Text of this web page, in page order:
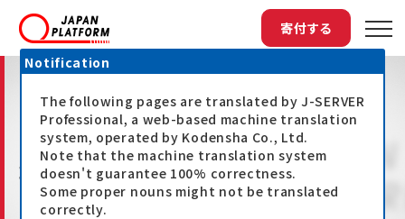
寄付する
最新情報
Notification
The following pages are translated by J-SERVER
Professional, a web-based machine translation
system, operated by Kodensha Co., Ltd.
Note that the machine translation system
doesn't guarantee 100% correctness.
Some proper nouns might not be translated
correctly.